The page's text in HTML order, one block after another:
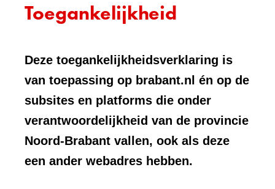
Toegankelijkheid
Deze toegankelijkheidsverklaring is
van toepassing op brabant.nl én op de
subsites en platforms die onder
verantwoordelijkheid van de provincie
Noord-Brabant vallen, ook als deze
een ander webadres hebben.